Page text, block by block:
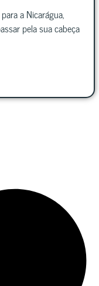
a Nicarágua,
pela sua cabeça